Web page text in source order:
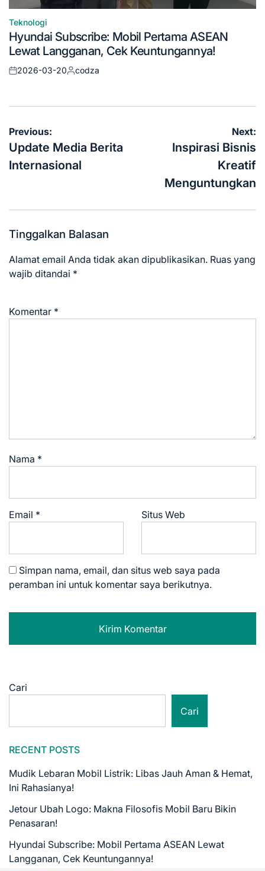
Posted
in
Teknologi
Hyundai Subscribe: Mobil Pertama ASEAN
Lewat Langganan, Cek Keuntungannya!
Posted
2026-03-20
Posted
codza
Navigasi
pos
Previous:
Update Media Berita
Internasional
Next:
Inspirasi Bisnis
Kreatif
Menguntungkan
Tinggalkan Balasan
Alamat email Anda tidak akan dipublikasikan. Ruas yang
wajib ditandai *
Komentar *
Nama *
Email * Situs Web
Simpan nama, email, dan situs web saya pada
peramban ini untuk komentar saya berikutnya.
Cari
Cari
RECENT POSTS
Mudik Lebaran Mobil Listrik: Libas Jauh Aman & Hemat,
Ini Rahasianya!
Jetour Ubah Logo: Makna Filosofis Mobil Baru Bikin
Penasaran!
Hyundai Subscribe: Mobil Pertama ASEAN Lewat
Langganan, Cek Keuntungannya!